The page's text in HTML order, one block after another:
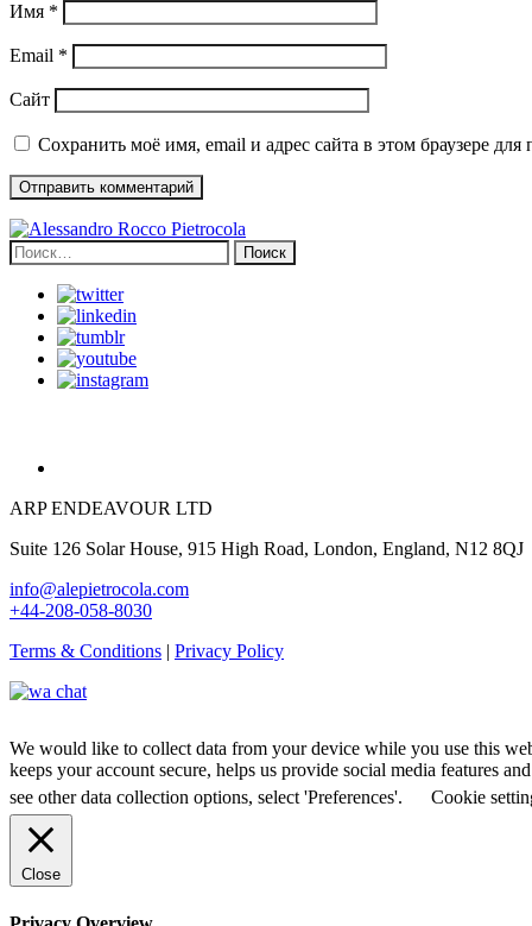
Имя *
Email *
Сайт
Сохранить моё имя, email и адрес сайта в этом браузере
Найти:
ARP ENDEAVOUR LTD
Suite 126 Solar House, 915 High Road, London, England, N12 8QJ
info@alepietrocola.com
+44-208-058-8030
Terms & Conditions | Privacy Policy
We would like to collect data from your device while you use this
keeps your account secure, helps us provide social media features
see other data collection options, select 'Preferences'.
Cookie
Close